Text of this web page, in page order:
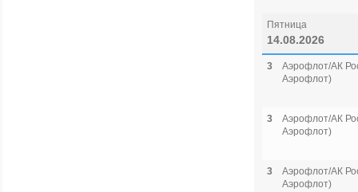
Пятница
14.08.2026
3
Аэрофлот/АК
Аэрофлот)
3
Аэрофлот/АК
Аэрофлот)
3
Аэрофлот/АК
Аэрофлот)